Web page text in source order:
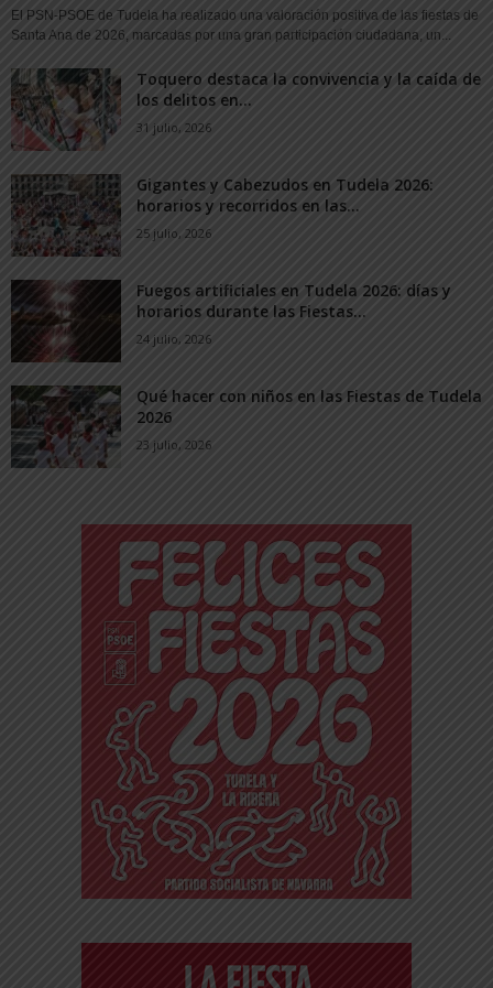
El PSN-PSOE de Tudela ha realizado una valoración positiva de las fiestas de
Santa Ana de 2026, marcadas por una gran participación ciudadana, un...
Toquero destaca la convivencia y la caída de
los delitos en...
31 julio, 2026
Gigantes y Cabezudos en Tudela 2026:
horarios y recorridos en las...
25 julio, 2026
Fuegos artificiales en Tudela 2026: días y
horarios durante las Fiestas...
24 julio, 2026
Qué hacer con niños en las Fiestas de Tudela
2026
23 julio, 2026